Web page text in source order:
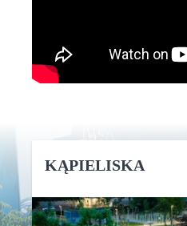
KĄPIELISKA